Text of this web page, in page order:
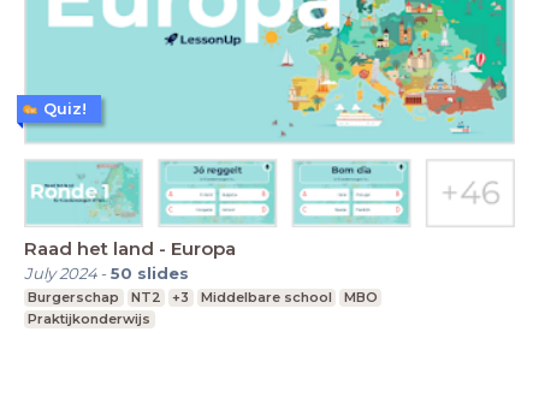
Raad het land - Europa
July 2024-50 slides
Burgerschap NT2 +3 Middelbare school
MBO
Praktijkonderwijs
Quiz!